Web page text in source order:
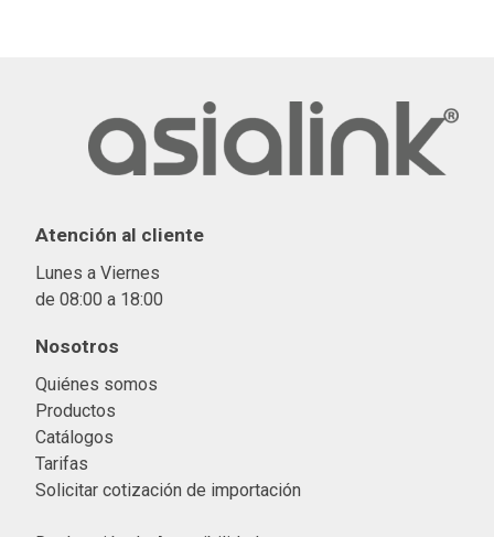
Atención al cliente
Lunes a Viernes
de 08:00 a 18:00
Nosotros
Quiénes somos
Productos
Catálogos
Tarifas
Solicitar cotización de importación